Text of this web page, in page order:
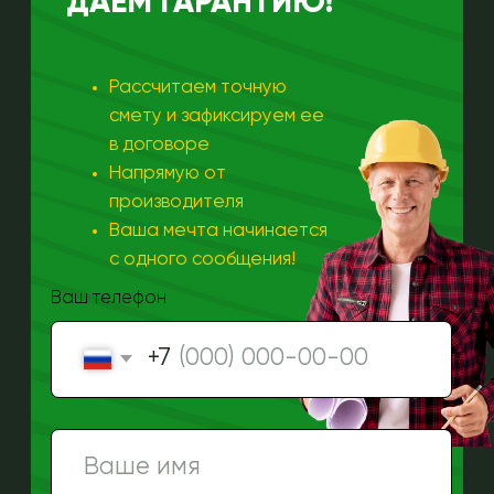
соответствии сполитикой
ОТПРАВИТЬ